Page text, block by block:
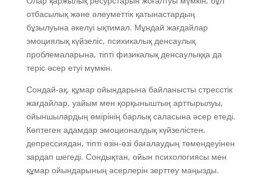
отбасылық және әлеуметтік қатынастардың
бұзылуына әкелуі ықтимал. Мұндай жағдайлар
эмоциялық күйзеліс, психикалық денсаулық
проблемаларына, тіпті физикалық денсаулыққа да
теріс әсер етуі мүмкін.
Сондай-ақ, құмар ойындарына байланысты стресстік
жағдайлар, уайым мен қорқыныштың арттырылуы,
ойыншылардың өмірінің барлық саласына әсер етеді.
Көптеген адамдар эмоционалдық күйзелістен,
депрессиядан, тіпті өзін-өзі бағалаудың төмендеуінен
зардап шегеді. Сондықтан, ойын психологиясы мен
құмар ойындарының әсерлерін зерттеу маңызды.